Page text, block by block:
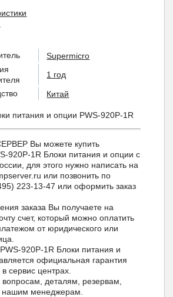
Supermicro
1 год
Китай
питания и опции PWS-920P-1R
Вы можете купить
920P-1R Блоки питания и опции с
для этого нужно написать на
или позвонить по
223-13-47 или оформить заказ
заказа Вы получаете на
счет, который можно оплатить
от юридического или
920P-1R Блоки питания и
официальная гарантия
сервис центрах.
деталям, резервам,
нашим менеджерам.